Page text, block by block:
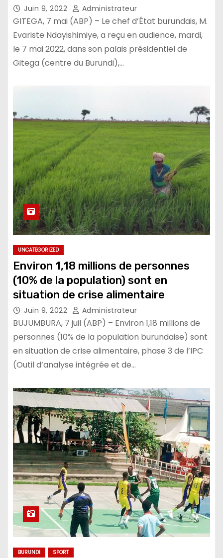
Juin 9, 2022 Administrateur
GITEGA, 7 mai (ABP) – Le chef d’État burundais, M.
Evariste Ndayishimiye, a reçu en audience, mardi,
le 7 mai 2022, dans son palais présidentiel de
Gitega (centre du Burundi),…
UNCATEGORIZED
Environ 1,18 millions de personnes
(10% de la population) sont en
situation de crise alimentaire
Juin 9, 2022 Administrateur
BUJUMBURA, 7 juil (ABP) – Environ 1,18 millions de
personnes (10% de la population burundaise) sont
en situation de crise alimentaire, phase 3 de l’IPC
(Outil d’analyse intégrée et de…
BURUNDI SPORT